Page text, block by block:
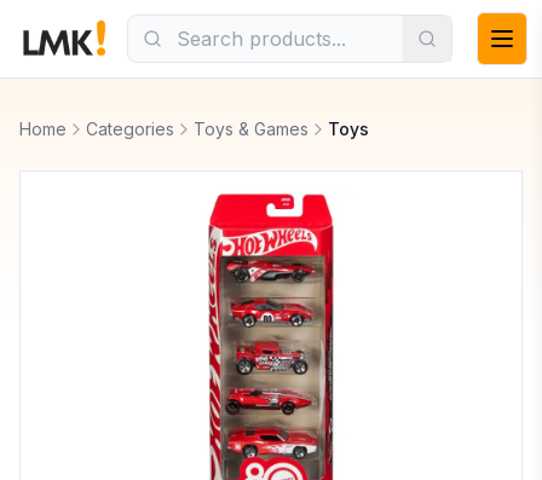
Home Categories Toys & Games Toys